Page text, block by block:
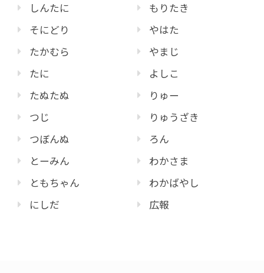
しんたに
そにどり
たかむら
たに
たぬたぬ
つじ
つぼんぬ
とーみん
ともちゃん
にしだ
もりたき
やはた
やまじ
よしこ
りゅー
りゅうざき
ろん
わかさま
わかばやし
広報